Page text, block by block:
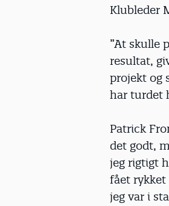
Klubleder
”At skulle
resultat,
projekt og
har turdet
Patrick
det godt,
jeg rigtigt
fået rykket
jeg var i